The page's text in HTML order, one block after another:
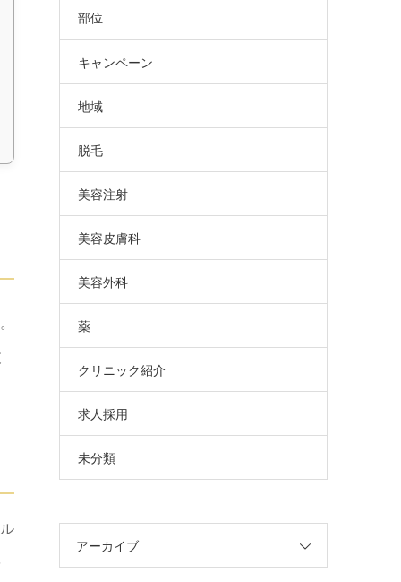
部位
キャンペーン
地域
脱毛
美容注射
美容皮膚科
美容外科
薬
クリニック紹介
求人採用
未分類
アーカイブ